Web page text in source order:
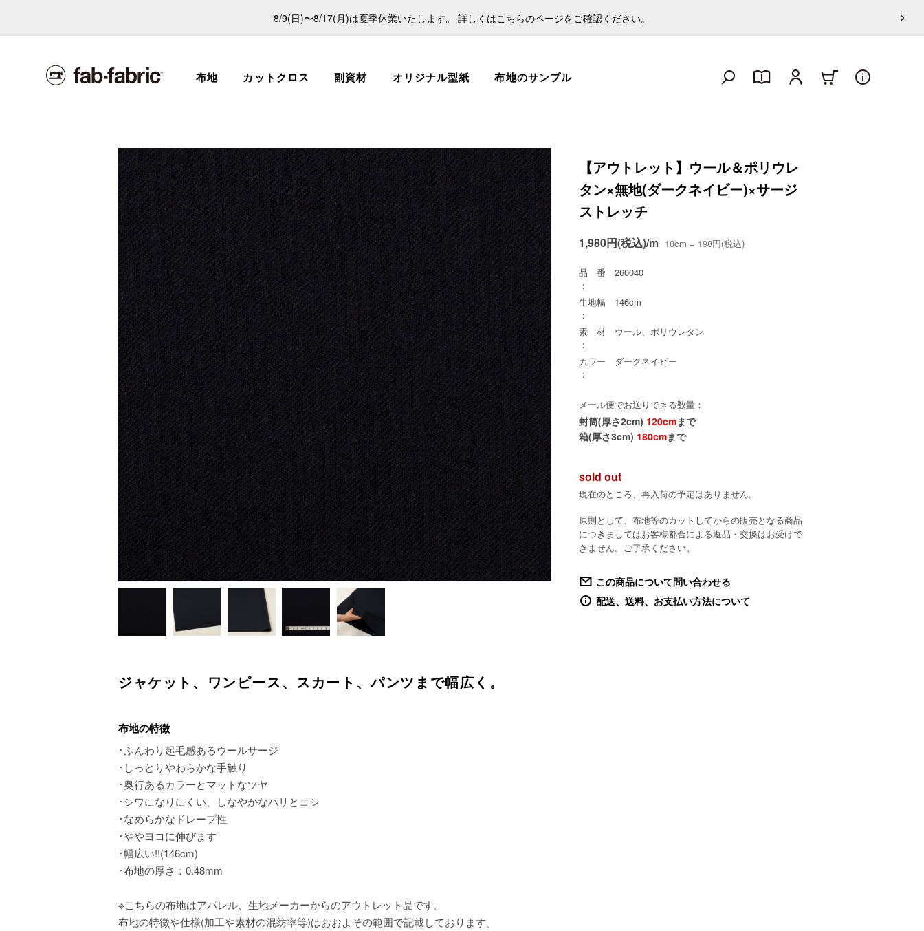
8/9(日)〜8/17(月)は夏季休業いたします。 詳しくはこちらのページをご確認ください。
布地 カットクロス 副資材 オリジナル型紙 布地のサンプル
【アウトレット】ウール＆ポリウレ
タン×無地(ダークネイビー)×サージ
ストレッチ
1,980円(税込)/m 10cm = 198円(税込)
品 番
：
260040
生地幅
：
146cm
素 材
：
ウール、ポリウレタン
カラー
：
ダークネイビー
メール便でお送りできる数量：
封筒(厚さ2cm) 120cmまで
箱(厚さ3cm) 180cmまで
sold out
現在のところ、再入荷の予定はありません。
原則として、布地等のカットしてからの販売となる商品
につきましてはお客様都合による返品・交換はお受けで
きません。ご了承ください。
この商品について問い合わせる
配送、送料、お支払い方法について
ジャケット、ワンピース、スカート、パンツまで幅広く。
布地の特徴
･ふんわり起毛感あるウールサージ
･しっとりやわらかな手触り
･奥行あるカラーとマットなツヤ
･シワになりにくい、しなやかなハリとコシ
･なめらかなドレープ性
･ややヨコに伸びます
･幅広い!!(146cm)
･布地の厚さ：0.48mm
※こちらの布地はアパレル、生地メーカーからのアウトレット品です。
布地の特徴や仕様(加工や素材の混紡率等)はおおよその範囲で記載しております。